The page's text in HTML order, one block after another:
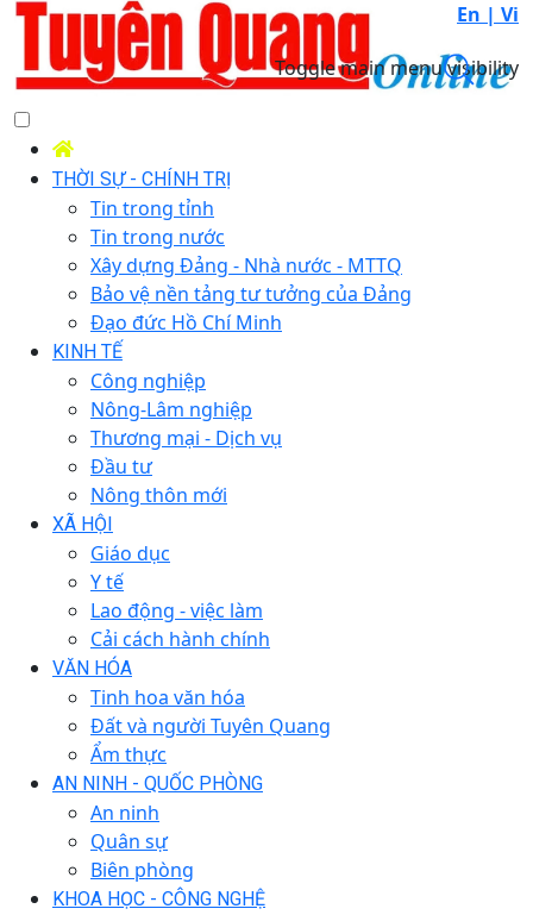
En | Vi
Toggle main menu visibility
THỜI SỰ - CHÍNH TRỊ
Tin trong tỉnh
Tin trong nước
Xây dựng Đảng - Nhà nước - MTTQ
Bảo vệ nền tảng tư tưởng của Đảng
Đạo đức Hồ Chí Minh
KINH TẾ
Công nghiệp
Nông-Lâm nghiệp
Thương mại - Dịch vụ
Đầu tư
Nông thôn mới
XÃ HỘI
Giáo dục
Y tế
Lao động - việc làm
Cải cách hành chính
VĂN HÓA
Tinh hoa văn hóa
Đất và người Tuyên Quang
Ẩm thực
AN NINH - QUỐC PHÒNG
An ninh
Quân sự
Biên phòng
KHOA HỌC - CÔNG NGHỆ